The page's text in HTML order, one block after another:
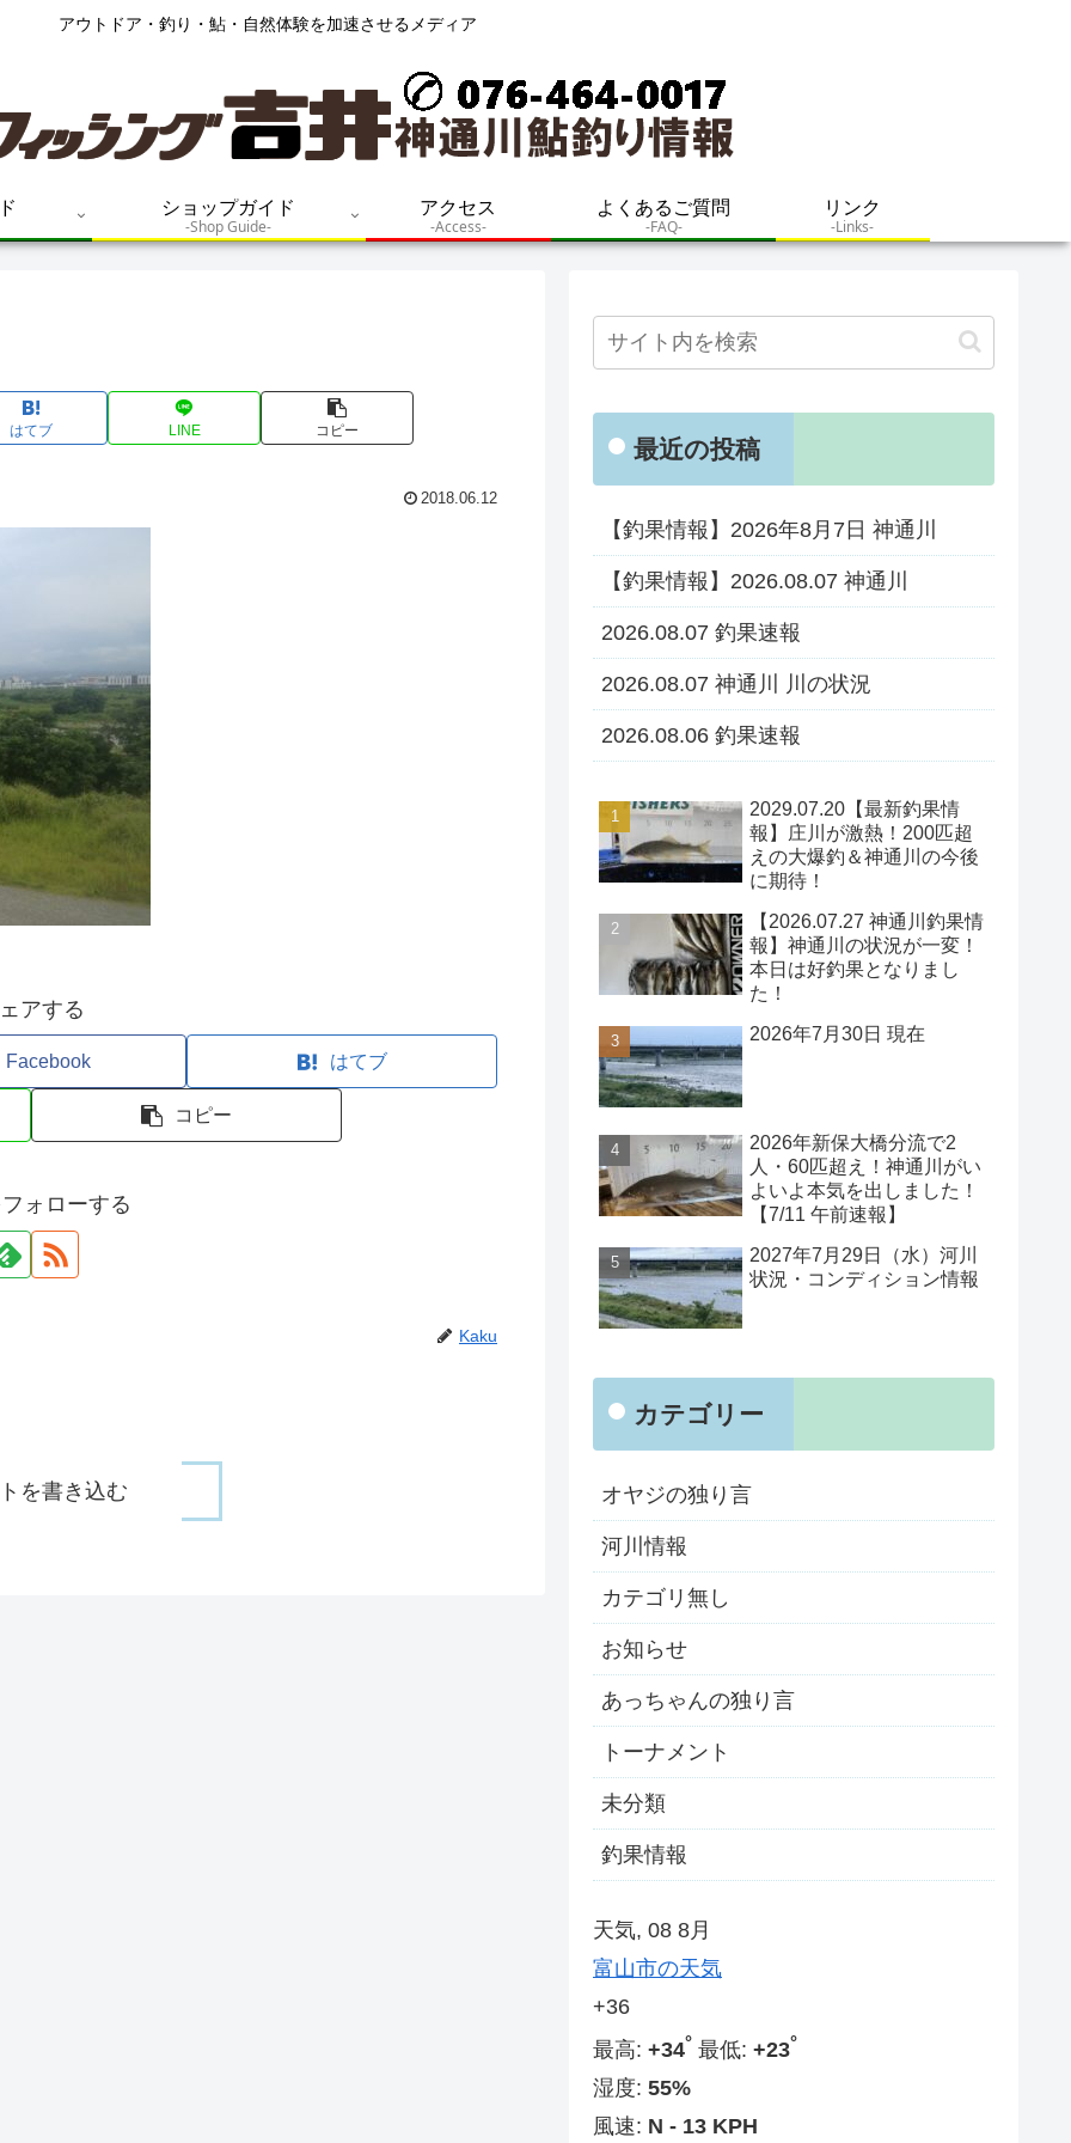
アウトドア・釣り・鮎・自然体験を加速させるメディア
ショップガイド
-Shop Guide-
アクセス
-Access-
よくあるご質問
-FAQ-
リンク
-Links-
はてブ LINE コピー
2018.06.12
アする
Facebook はてブ
コピー
ォローする
Kaku
を書き込む
最近の投稿
【釣果情報】2026年8月7日 神通川
【釣果情報】2026.08.07 神通川
2026.08.07 釣果速報
2026.08.07 神通川 川の状況
2026.08.06 釣果速報
2029.07.20【最新釣果情
報】庄川が激熱！200匹超
えの大爆釣＆神通川の今後
に期待！
【2026.07.27 神通川釣果情
報】神通川の状況が一変！
本日は好釣果となりまし
た！
2026年7月30日 現在
2026年新保大橋分流で2
人・60匹超え！神通川がい
よいよ本気を出しました！
【7/11 午前速報】
2027年7月29日（水）河川
状況・コンディション情報
カテゴリー
オヤジの独り言
河川情報
カテゴリ無し
お知らせ
あっちゃんの独り言
トーナメント
未分類
釣果情報
天気, 08 8月
富山市の天気
+36
最高: +34° 最低: +23°
湿度: 55%
風速: N - 13 KPH